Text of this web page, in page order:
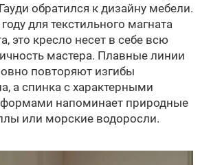
обратился к дизайну мебели.
для текстильного магната
это кресло несет в себе всю
мастера. Плавные линии
повторяют изгибы
а спинка с характерными
напоминает природные
или морские водоросли.